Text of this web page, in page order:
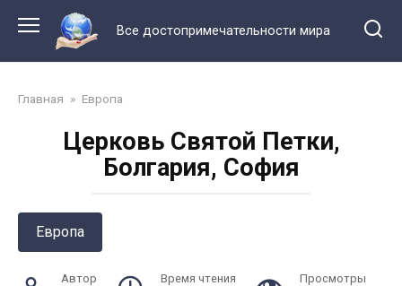
контенту
Все достопримечательности мира
Главная » Европа
Церковь Святой Петки,
Болгария, София
Европа
Автор Время чтения Просмотры